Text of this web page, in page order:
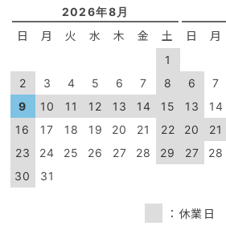
2026年8月
日 月 火 水 木 金 土
1
2
3 4 5 6 7
8
9
10 11 12 13 14
15
16
17 18 19 20 21
22
23
24 25 26 27 28
29
30
31
日 月
6
7
13
14
20
21
27
28
：休業日